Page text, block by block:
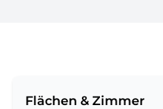
Flächen & Zimmer